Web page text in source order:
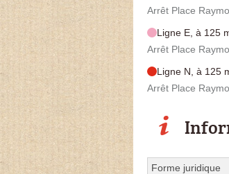
Arrêt Place
Ligne E, à 125
Arrêt Place
Ligne N, à 125
Arrêt Place
Forme juridique